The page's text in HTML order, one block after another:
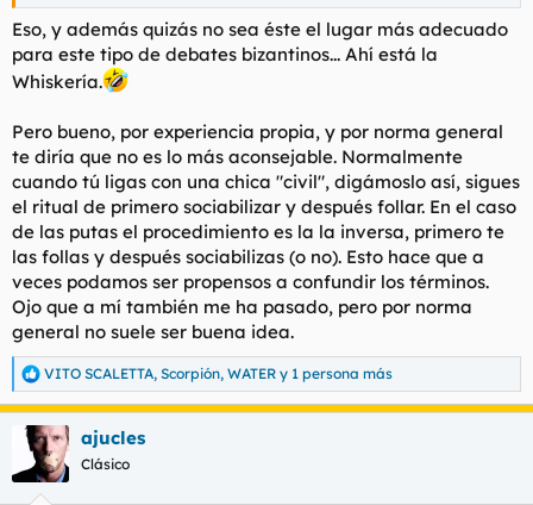
Eso, y además quizás no sea éste el lugar más adecuado
para este tipo de debates bizantinos... Ahí está la
Whiskería.
Pero bueno, por experiencia propia, y por norma general
te diría que no es lo más aconsejable. Normalmente
cuando tú ligas con una chica "civil", digámoslo así, sigues
el ritual de primero sociabilizar y después follar. En el caso
de las putas el procedimiento es la la inversa, primero te
las follas y después sociabilizas (o no). Esto hace que a
veces podamos ser propensos a confundir los términos.
Ojo que a mí también me ha pasado, pero por norma
general no suele ser buena idea.
R
e
a
c
i
VITO SCALETTA, Scorpión, WATER y 1 persona más
ajucles
Clásico